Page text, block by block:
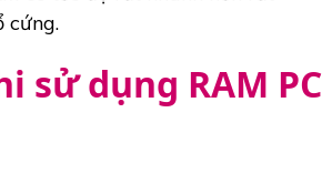
cứng.
sử dụng RAM PC